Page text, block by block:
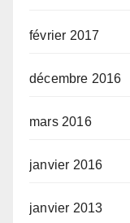
février 2017
décembre 2016
mars 2016
janvier 2016
janvier 2013